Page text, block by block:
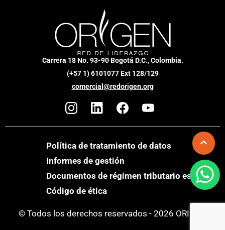
Carrera 18 No. 93-90 Bogotá D.C., Colombia.
(+57 1) 6101077 Ext 128/129
comercial@redorigen.org
Política de tratamiento de datos
Informes de gestión
Documentos de régimen tributario especial
Código de ética
© Todos los derechos reservados - 2026 ORIGEN